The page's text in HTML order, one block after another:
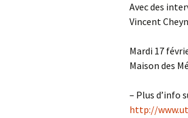
Avec des
Vincent
Mardi 17
Maison des
– Plus d’info
http://